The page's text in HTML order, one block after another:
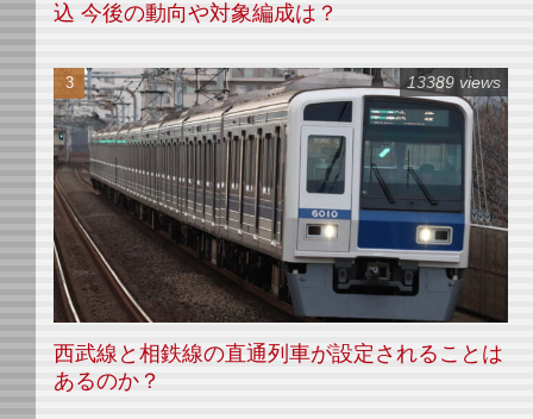
込 今後の動向や対象編成は？
西武線と相鉄線の直通列車が設定されることは
あるのか？
13389 views